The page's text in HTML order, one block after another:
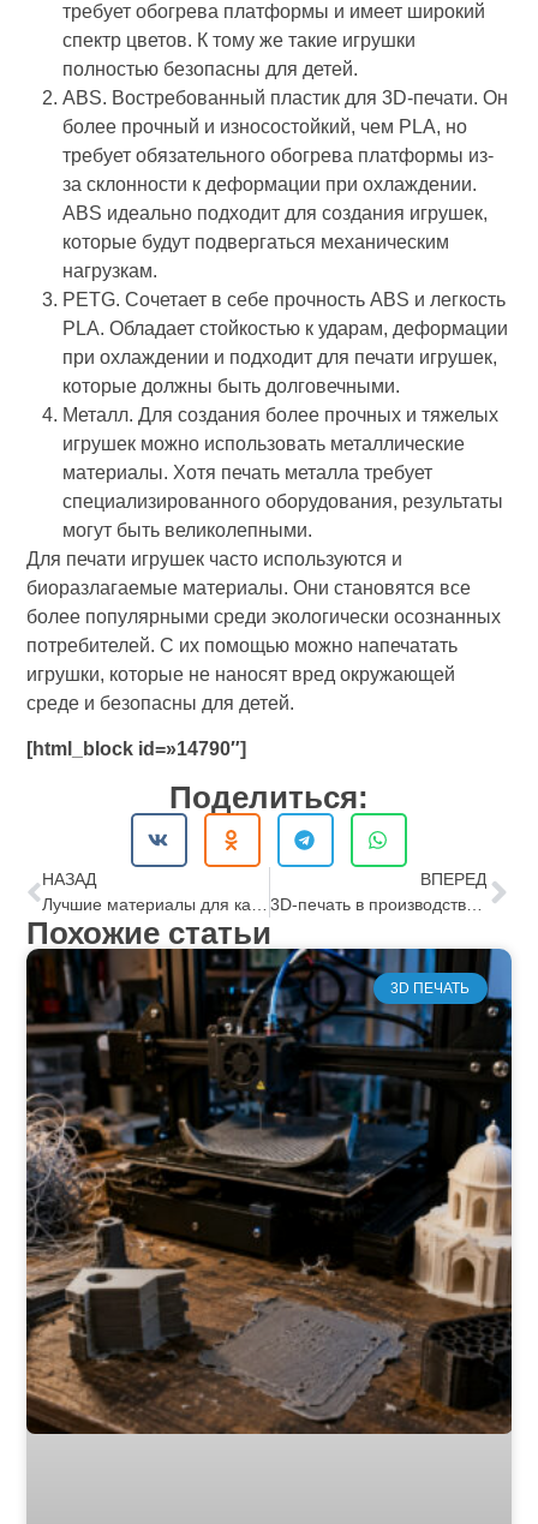
требует обогрева платформы и имеет широкий
спектр цветов. К тому же такие игрушки
полностью безопасны для детей.
ABS. Востребованный пластик для 3D-печати. Он
более прочный и износостойкий, чем PLA, но
требует обязательного обогрева платформы из-
за склонности к деформации при охлаждении.
ABS идеально подходит для создания игрушек,
которые будут подвергаться механическим
нагрузкам.
PETG. Сочетает в себе прочность ABS и легкость
PLA. Обладает стойкостью к ударам, деформации
при охлаждении и подходит для печати игрушек,
которые должны быть долговечными.
Металл. Для создания более прочных и тяжелых
игрушек можно использовать металлические
материалы. Хотя печать металла требует
специализированного оборудования, результаты
могут быть великолепными.
Для печати игрушек часто используются и
биоразлагаемые материалы. Они становятся все
более популярными среди экологически осознанных
потребителей. С их помощью можно напечатать
игрушки, которые не наносят вред окружающей
среде и безопасны для детей.
[html_block id=»14790″]
Поделиться:
НАЗАД
ВПЕРЕД
3D-печать в производстве электроники
Похожие статьи
3D ПЕЧАТЬ